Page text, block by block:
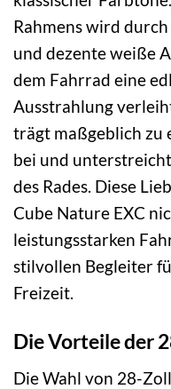
Rahmens wird
und dezente weiße
dem Fahrrad eine
Ausstrahlung
trägt maßgeblich zu
bei und
des Rades. Diese
Cube Nature EXC
leistungsstarken
stilvollen Begleiter
Freizeit.
Die Vorteile der
Die Wahl von 28-